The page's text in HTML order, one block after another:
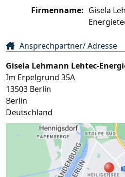
Firmenname: Gisela
Ansprechpartner/ Adresse
Gisela Lehmann Lehtec-
Im Erpelgrund 35A
13503 Berlin
Berlin
Deutschland